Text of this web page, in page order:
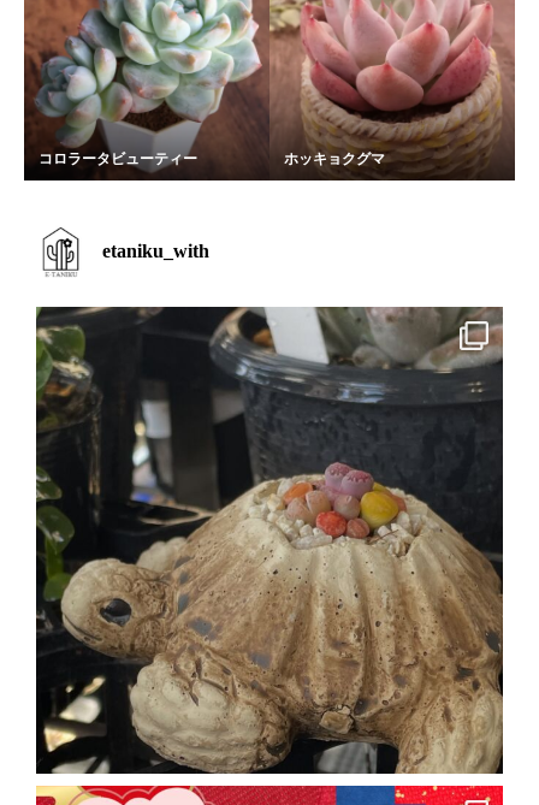
コロラータビューティー ホッキョクグマ
etaniku_with